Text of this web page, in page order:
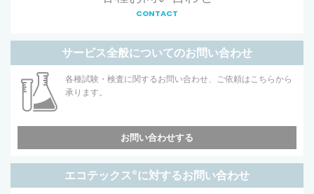
CONTACT
サービス全般についてのお問い合わせ
各種試験・検査に関するお問い合わせ、ご依頼はこちらから
承ります。
お問い合わせする
エコテックス®に対するお問い合わせ